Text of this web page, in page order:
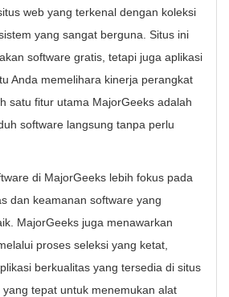
web yang terkenal dengan koleksi
yang sangat berguna. Situs ini
software gratis, tetapi juga aplikasi
Anda memelihara kinerja perangkat
satu fitur utama MajorGeeks adalah
software langsung tanpa perlu
di MajorGeeks lebih fokus pada
dan keamanan software yang
MajorGeeks juga menawarkan
proses seleksi yang ketat,
berkualitas yang tersedia di situs
tepat untuk menemukan alat